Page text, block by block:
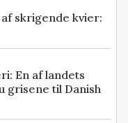
skrigende kvier:
En af landets
grisene til Danish